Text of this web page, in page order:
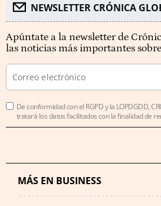
NEWSLETTER CRÓNICA
Apúntate a la newsletter de
las noticias más importantes
De conformidad con el RGPD y la LOPDGDD,
tratará los datos facilitados con la finalidad de
MÁS EN BUSINESS